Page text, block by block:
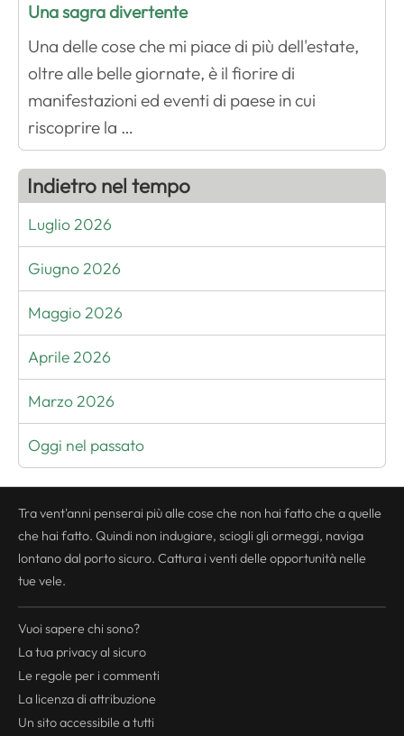
Una sagra divertente
Una delle cose che mi piace di più dell'estate,
oltre alle belle giornate, è il fiorire di
manifestazioni ed eventi di paese in cui
riscoprire la …
Indietro nel tempo
Luglio 2026
Giugno 2026
Maggio 2026
Aprile 2026
Marzo 2026
Oggi nel passato
Tra vent'anni penserai più alle cose che non hai fatto che a quelle
che hai fatto. Quindi non indugiare, sciogli gli ormeggi, naviga
lontano dal porto sicuro. Cattura i venti delle opportunità nelle
tue vele.
Vuoi sapere chi sono?
La tua privacyal sicuro
Le regole per i commenti
La licenza di attribuzione
Un sito accessibile a tutti